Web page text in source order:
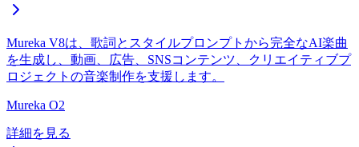
Mureka V8は、歌詞とスタイルプロンプトから完全なAI楽曲
を生成し、動画、広告、SNSコンテンツ、クリエイティブプ
ロジェクトの音楽制作を支援します。
Mureka O2
詳細を見る